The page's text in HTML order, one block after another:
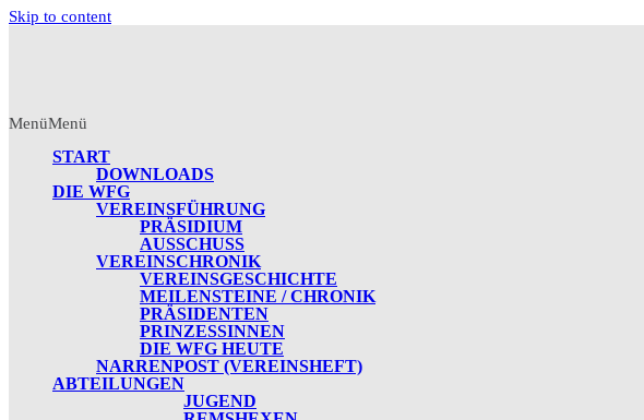
Skip to content
MenüMenü
START
DOWNLOADS
DIE WFG
VEREINSFÜHRUNG
PRÄSIDIUM
AUSSCHUSS
VEREINSCHRONIK
VEREINSGESCHICHTE
MEILENSTEINE / CHRONIK
PRÄSIDENTEN
PRINZESSINNEN
DIE WFG HEUTE
NARRENPOST (VEREINSHEFT)
ABTEILUNGEN
JUGEND